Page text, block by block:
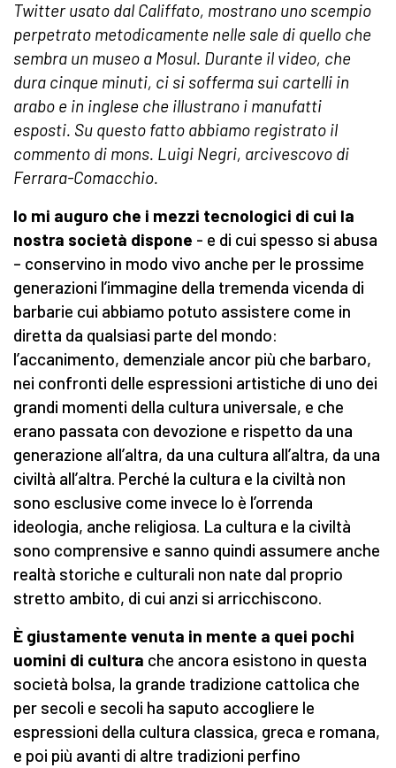
Twitter usato dal Califfato, mostrano uno scempio
perpetrato metodicamente nelle sale di quello che
sembra un museo a Mosul. Durante il video, che
dura cinque minuti, ci si sofferma sui cartelli in
arabo e in inglese che illustrano i manufatti
esposti. Su questo fatto abbiamo registrato il
commento di mons. Luigi Negri, arcivescovo di
Ferrara-Comacchio.
Io mi auguro che i mezzi tecnologici di cui la
nostra società dispone - e di cui spesso si abusa
– conservino in modo vivo anche per le prossime
generazioni l’immagine della tremenda vicenda di
barbarie cui abbiamo potuto assistere come in
diretta da qualsiasi parte del mondo:
l’accanimento, demenziale ancor più che barbaro,
nei confronti delle espressioni artistiche di uno dei
grandi momenti della cultura universale, e che
erano passata con devozione e rispetto da una
generazione all’altra, da una cultura all’altra, da una
civiltà all’altra. Perché la cultura e la civiltà non
sono esclusive come invece lo è l’orrenda
ideologia, anche religiosa. La cultura e la civiltà
sono comprensive e sanno quindi assumere anche
realtà storiche e culturali non nate dal proprio
stretto ambito, di cui anzi si arricchiscono.
È giustamente venuta in mente a quei pochi
uomini di cultura che ancora esistono in questa
società bolsa, la grande tradizione cattolica che
per secoli e secoli ha saputo accogliere le
espressioni della cultura classica, greca e romana,
e poi più avanti di altre tradizioni perfino